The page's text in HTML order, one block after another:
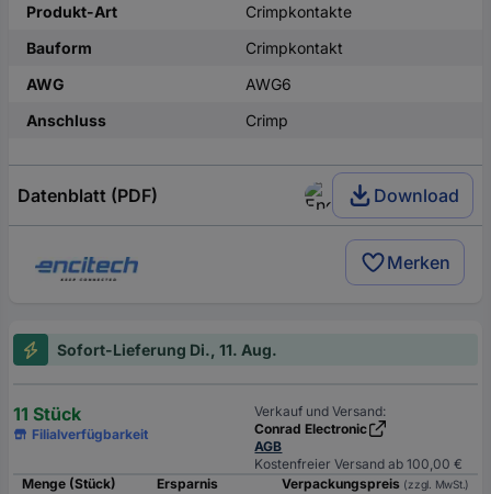
Produkt-Art
Crimpkontakte
Bauform
Crimpkontakt
AWG
AWG6
Anschluss
Crimp
Datenblatt (PDF) Download
Merken
Sofort-Lieferung Di., 11. Aug.
11 Stück
Filialverfügbarkeit
Verkauf und Versand:
Conrad Electronic
AGB
Kostenfreier Versand ab 100,00 €
Menge (Stück)
Ersparnis Verpackungspreis (zzgl. MwSt.)